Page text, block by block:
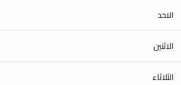
الاحد
الاثنين
الثلاثاء